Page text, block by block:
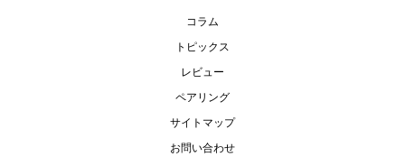
コラム
トピックス
レビュー
ペアリング
サイトマップ
お問い合わせ